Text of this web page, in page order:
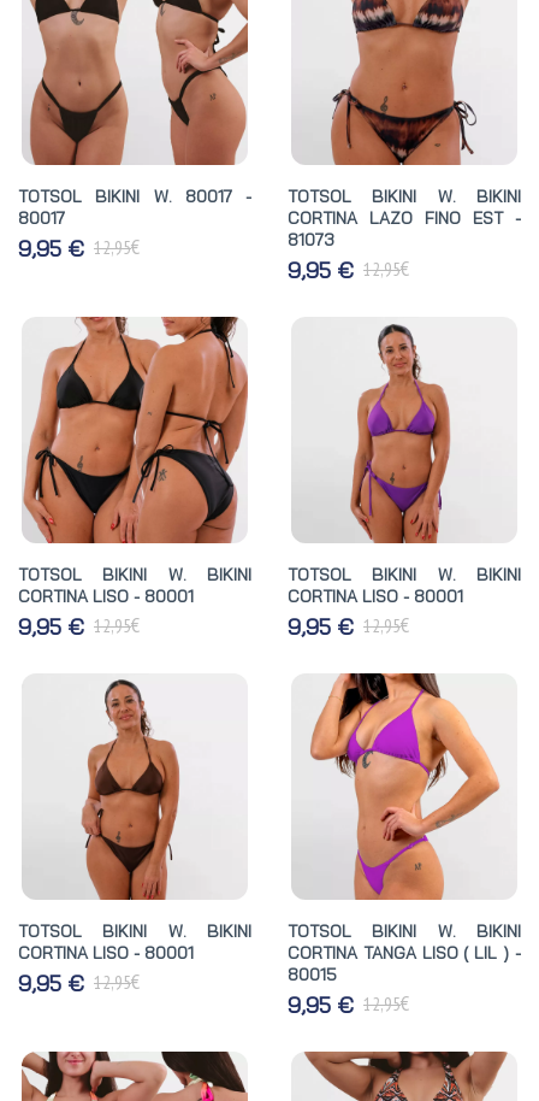
TOTSOL BIKINI W. 80017 -
80017
9,95 € 12,95€
TOTSOL BIKINI W. BIKINI
CORTINA LAZO FINO EST -
81073
9,95 € 12,95€
TOTSOL BIKINI W. BIKINI
CORTINA LISO - 80001
9,95 € 12,95€
TOTSOL BIKINI W. BIKINI
CORTINA LISO - 80001
9,95 € 12,95€
TOTSOL BIKINI W. BIKINI
CORTINA LISO - 80001
9,95 € 12,95€
TOTSOL BIKINI W. BIKINI
CORTINA TANGA LISO ( LIL ) -
80015
9,95 € 12,95€